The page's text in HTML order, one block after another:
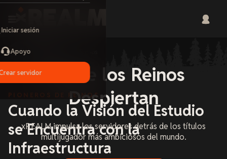
Iniciar sesión
Apoyo
servidor
Donde los Reinos
Despiertan
xREALM impulsa los servidores detrás de los títulos
multijugador más ambiciosos del mundo.
PIONEROS DE REINOS
Cuando la Visión del Estudio
se Encuentra con la
Infraestructura